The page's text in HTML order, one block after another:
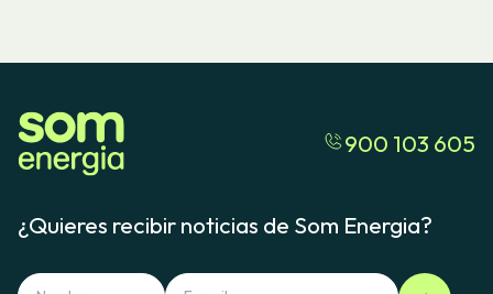
900 103 605
¿Quieres recibir noticias de Som Energia?